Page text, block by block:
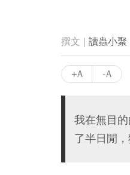
讀蟲小聚
+A -A
我在無目
了半日閒